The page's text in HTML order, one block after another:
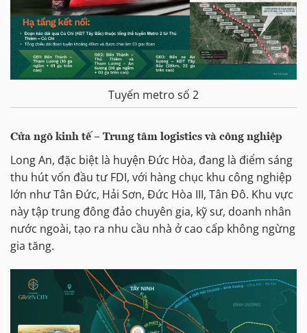
Tuyến metro số 2
Cửa ngõ kinh tế – Trung tâm logistics và công nghiệp
Long An, đặc biệt là huyện Đức Hòa, đang là điểm sáng
thu hút vốn đầu tư FDI, với hàng chục khu công nghiệp
lớn như Tân Đức, Hải Sơn, Đức Hòa III, Tân Đô. Khu vực
này tập trung đông đảo chuyên gia, kỹ sư, doanh nhân
nước ngoài, tạo ra nhu cầu nhà ở cao cấp không ngừng
gia tăng.